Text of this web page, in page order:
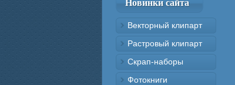
Векторный клипарт
Растровый клипарт
Скрап-наборы
Фотокниги